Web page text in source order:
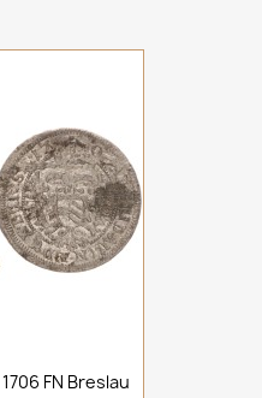
FN Breslau